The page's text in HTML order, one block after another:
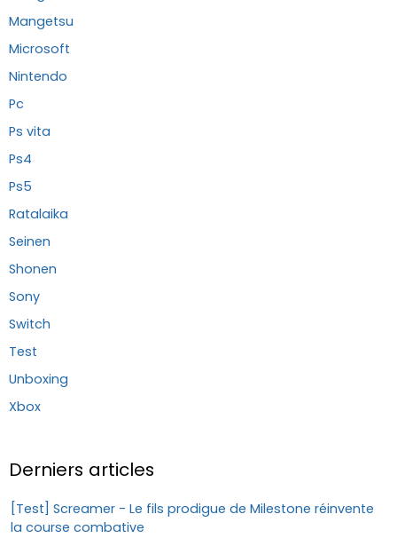
Mangetsu
Microsoft
Nintendo
Pc
Ps vita
Ps4
Ps5
Ratalaika
Seinen
Shonen
Sony
Switch
Test
Unboxing
Xbox
Derniers articles
[Test] Screamer - Le fils prodigue de Milestone réinvente
la course combative